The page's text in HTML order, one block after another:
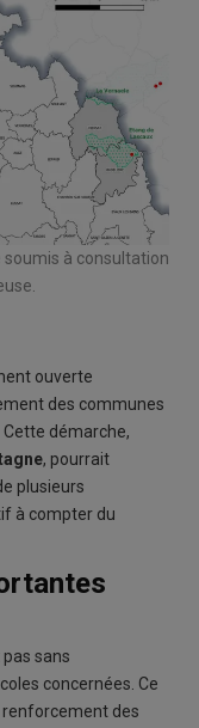
à consultation
ouverte
des communes
démarche,
, pourrait
plusieurs
à compter du
sans
concernées. Ce
renforcement des